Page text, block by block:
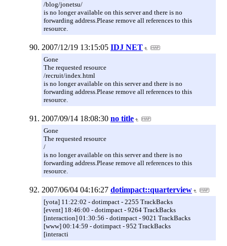
/blog/jonetsu/
is no longer available on this server and there is no
forwarding address.Please remove all references to this
resource.
2007/12/19 13:15:05 IDJ NET
Gone
The requested resource
/recruit/index.html
is no longer available on this server and there is no
forwarding address.Please remove all references to this
resource.
2007/09/14 18:08:30 no title
Gone
The requested resource
/
is no longer available on this server and there is no
forwarding address.Please remove all references to this
resource.
2007/06/04 04:16:27 dotimpact::quarterview
[yota] 11:22:02 - dotimpact - 2255 TrackBacks
[event] 18:46:00 - dotimpact - 9264 TrackBacks
[interaction] 01:30:56 - dotimpact - 9021 TrackBacks
[www] 00:14:59 - dotimpact - 952 TrackBacks
[interacti